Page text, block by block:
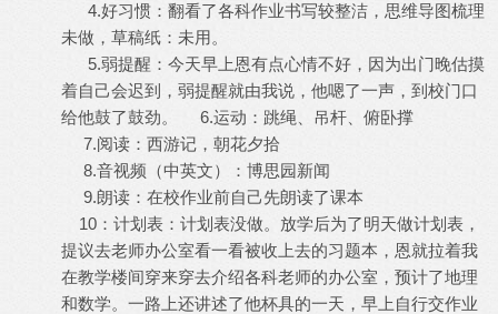
4.好习惯：翻看了各科作业书写较整洁，思维导图梳理
未做，草稿纸：未用。
5.弱提醒：今天早上恩有点心情不好，因为出门晚估摸
着自己会迟到，弱提醒就由我说，他嗯了一声，到校门口
给他鼓了鼓劲。 6.运动：跳绳、吊杆、俯卧撑
7.阅读：西游记，朝花夕拾
8.音视频（中英文）：博思园新闻
9.朗读：在校作业前自己先朗读了课本
10：计划表：计划表没做。放学后为了明天做计划表，
提议去老师办公室看一看被收上去的习题本，恩就拉着我
在教学楼间穿来穿去介绍各科老师的办公室，预计了地理
和数学。一路上还讲述了他杯具的一天，早上自行交作业